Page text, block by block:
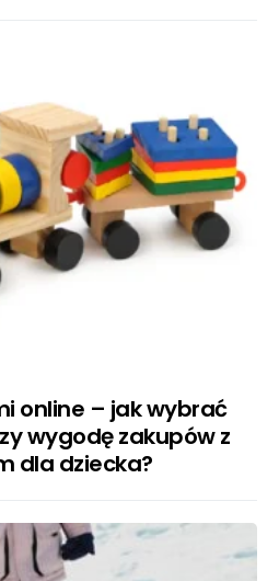
online – jak wybrać
wygodę zakupów z
dla dziecka?